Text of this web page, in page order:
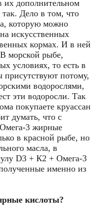
их дополнительном
Дело в том, что
которую можно
искусственных
кормах. И в ней
морской рыбе,
условиях, то есть в
присутствуют потому,
водорослями,
эти водоросли. Так
покупаете круассан
думать, что с
3 жирные
в красной рыбе, но
масла, в
D3 + К2 + Омега-3
именно из
кислоты?